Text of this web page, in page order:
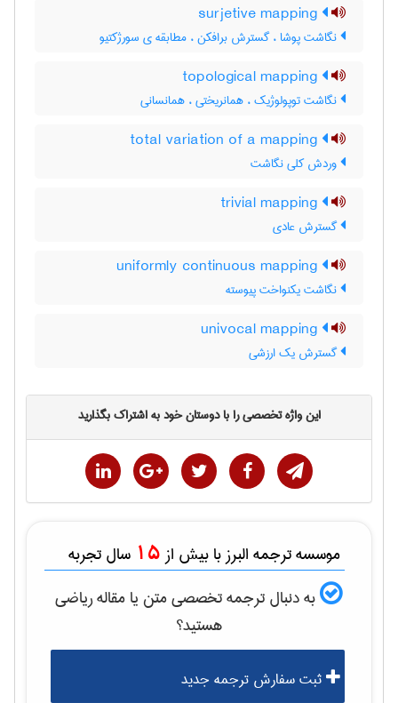
نگاشت پوشا ، گسترش برافکن ، مطابقه ی سورژکتیو
نگاشت توپولوژیک ، همانریختی ، همانسانی
وردش کلی نگاشت
گسترش عادی
نگاشت یکنواخت پیوسته
گسترش یک ارزشی
این واژه تخصصی را با دوستان خود به اشتراک بگذارید
موسسه ترجمه البرز با بیش از 15 سال تجربه
به دنبال ترجمه تخصصی متن یا مقالهرياضی
هستید؟
ثبت سفارش ترجمه جدید